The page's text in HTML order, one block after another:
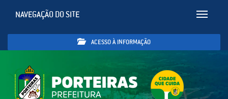
Toggle
NAVEGAÇÃO DO SITE
ACESSO À INFORMAÇÃO